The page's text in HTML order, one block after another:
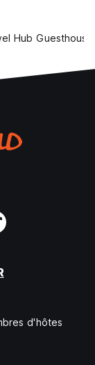
Hub Guesthouse
d'hôtes